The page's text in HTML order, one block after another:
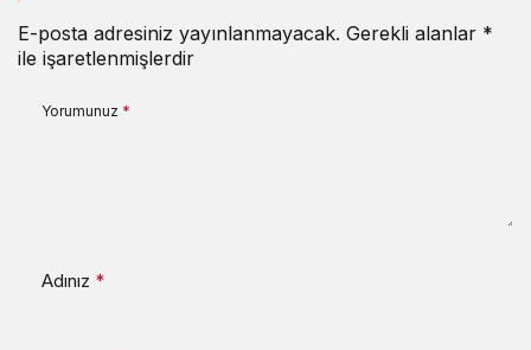
E-posta adresiniz yayınlanmayacak. Gerekli alanlar *
ile işaretlenmişlerdir
Yorumunuz *
Adınız *